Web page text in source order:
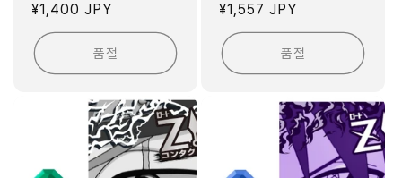
정
가
¥1,400 JPY
품절
정
가
¥1,557 JPY
품절